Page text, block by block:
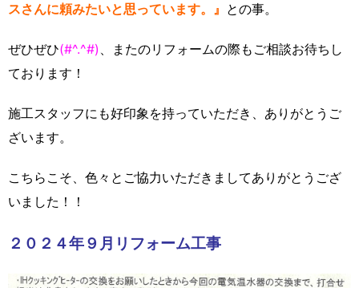
スさんに頼みたいと思っています。』 との事。
ぜひぜひ(#^.^#) 、またのリフォームの際もご相談お待ちし
ております！
施工スタッフにも好印象を持っていただき、ありがとうご
ざいます。
こちらこそ、色々とご協力いただきましてありがとうござ
いました！！
２０２４年９月リフォーム工事